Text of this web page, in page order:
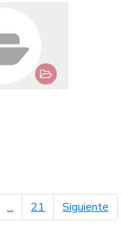
... 21 Siguiente